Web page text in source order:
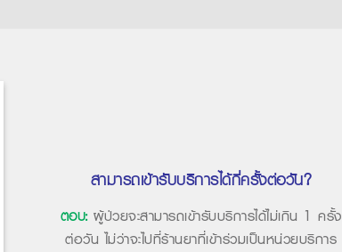
สามารถเข้ารับบริการได้กี่ครั้งต่อวัน?
ตอบ:ผู้ป่วยจะสามารถเข้ารับบริการได้ไม่เกิน 1 ครั้ง
ต่อวัน ไม่ว่าจะไปที่ร้านยาที่เข้าร่วมเป็นหน่วยบริการ